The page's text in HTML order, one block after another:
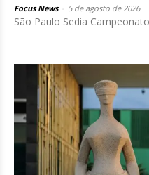
Focus News 5 de agosto de 2026
São Paulo Sedia